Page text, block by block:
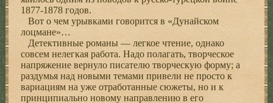
1877-1878 годов.
Вот о чем урывками говорится в «Дунайском
лоцмане»…
Детективные романы — легкое чтение, однако
совсем нелегкая работа. Надо полагать, творческое
напряжение вернуло писателю творческую форму; а
раздумья над новыми темами привели не просто к
вариациям на уже отработанные сюжеты, но и к
принципиально новому направлению в его